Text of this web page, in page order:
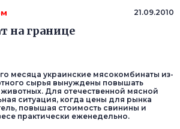
21.09.2010
на границе
месяца украинские мясокомбинаты из-
сырья вынуждены повышать
Для отечественной мясной
ситуация, когда цены для рынка
повышая стоимость свинины и
практически еженедельно.